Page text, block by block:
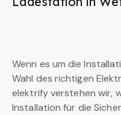
Wenn es um die
Wahl des richtigen
elektrify verstehen wir,
Installation für die